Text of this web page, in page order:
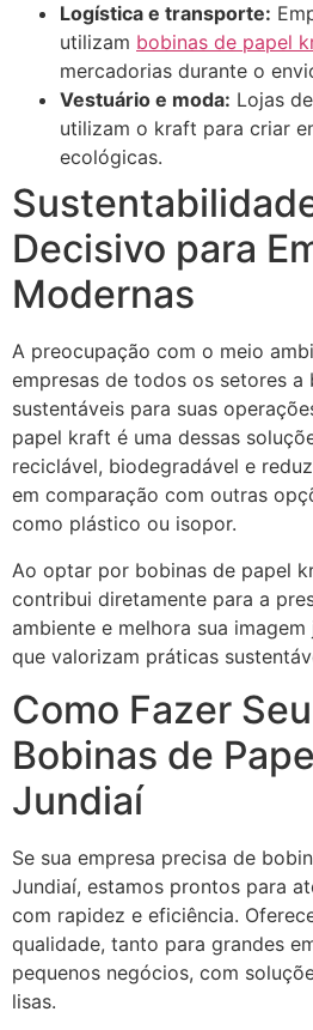
Logística e transporte:
utilizam bobinas de papel
mercadorias durante o
Vestuário e moda: Lojas
utilizam o kraft para criar
ecológicas.
Decisivo para
Modernas
A preocupação com o meio
empresas de todos os setores a
sustentáveis para suas
papel kraft é uma dessas
reciclável, biodegradável e
em comparação com outras
como plástico ou isopor.
Ao optar por bobinas de papel
contribui diretamente para a
ambiente e melhora sua
que valorizam práticas
Como Fazer
Bobinas de
Jundiaí
Se sua empresa precisa de
Jundiaí, estamos prontos para
com rapidez e eficiência.
qualidade, tanto para grandes
pequenos negócios, com
lisas.